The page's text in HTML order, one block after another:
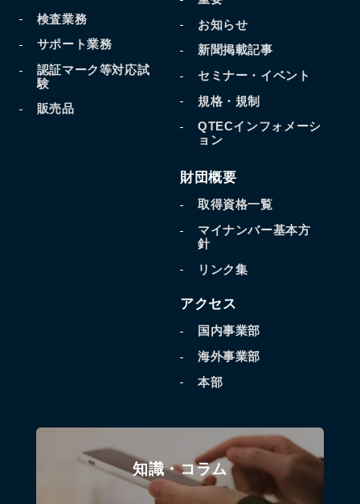
検査業務
サポート業務
認証マーク等対応試
験
販売品
お知らせ
新聞掲載記事
セミナー・イベント
規格・規制
QTECインフォメーシ
ョン
財団概要
取得資格一覧
マイナンバー基本方
針
リンク集
アクセス
国内事業部
海外事業部
本部
知識・コラム